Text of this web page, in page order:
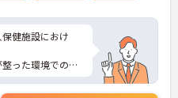
健施設におけ
った環境での就
トなど、さらに